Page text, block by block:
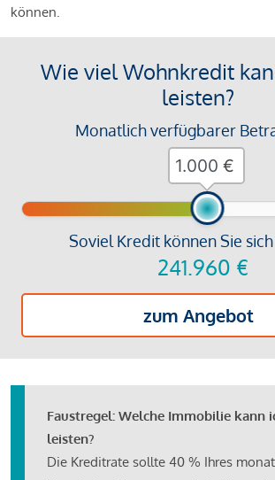
können.
Wie viel Wohnkredit
leisten?
Monatlich verfügbarer
Soviel Kredit können Sie
241.960 €
zum Angebot
€
Faustregel: Welche Immobilie kann
leisten?
Die Kreditrate sollte 40 % Ihres